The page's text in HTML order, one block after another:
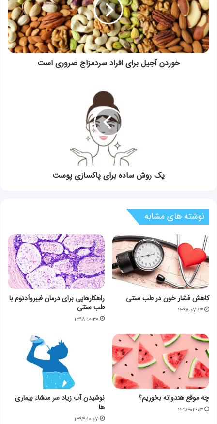
سردمزاج
ضروری
است
خوردن آجیل برای افراد سردمزاج ضروری است
یک روش ساده برای پاکسازی پوست
نوشته های مشابه
کاهش فشار خون در طب سنتی
۱۳۹۷-۰۷-۱۳
راهکارهایی برای درمان فیبروآدنوم با
طب سنتی
۱۳۹۸-۱۰-۳۰
چه موقع هندوانه بخوریم؟
۱۳۹۶-۰۴-۰۳
نوشیدن آب زیاد سر منشاء بیماری
ها
۱۳۹۴-۱۰-۰۷